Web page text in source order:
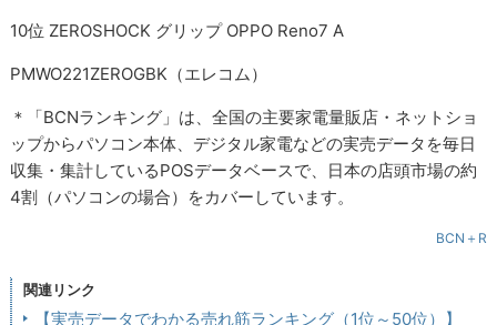
10位 ZEROSHOCK グリップ OPPO Reno7 A
PMWO221ZEROGBK（エレコム）
＊「BCNランキング」は、全国の主要家電量販店・ネットショ
ップからパソコン本体、デジタル家電などの実売データを毎日
収集・集計しているPOSデータベースで、日本の店頭市場の約
4割（パソコンの場合）をカバーしています。
BCN＋R
関連リンク
【実売データでわかる売れ筋ランキング（1位～50位）】